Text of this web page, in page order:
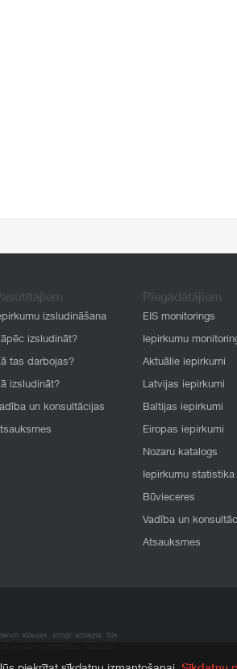
izsludināšana
izsludināt?
tas darbojas?
izsludināt?
un konsultācijas
Piegādātājiem
EIS monitorings
Iepirkumu
Aktuālie iepirkumi
Latvijas iepirkumi
Baltijas iepirkumi
Eiropas iepirkumi
Nozaru katalogs
Iepirkumu statistika
Būvieceres
Vadība un
Atsauksmes
atļaujas, stingri aizliegta. SIA